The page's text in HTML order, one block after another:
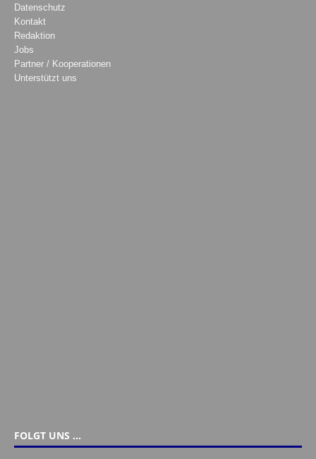
Datenschutz
Kontakt
Redaktion
Jobs
Partner / Kooperationen
Unterstützt uns
FOLGT UNS …